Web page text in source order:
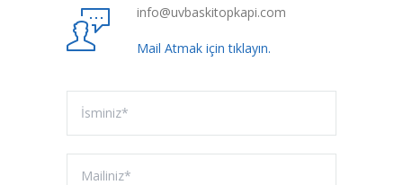
info@uvbaskitopkapi.com
Mail Atmak için tıklayın.